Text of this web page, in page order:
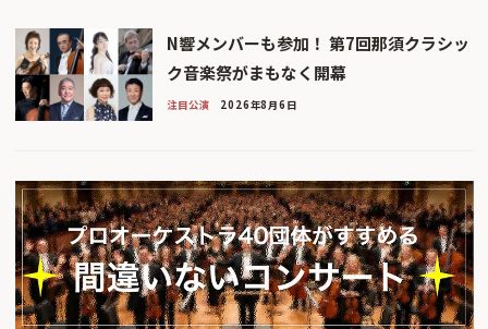
N響メンバーも参加！ 第7回那須クラシッ
ク音楽祭がまもなく開幕
注目公演 2026年8月6日